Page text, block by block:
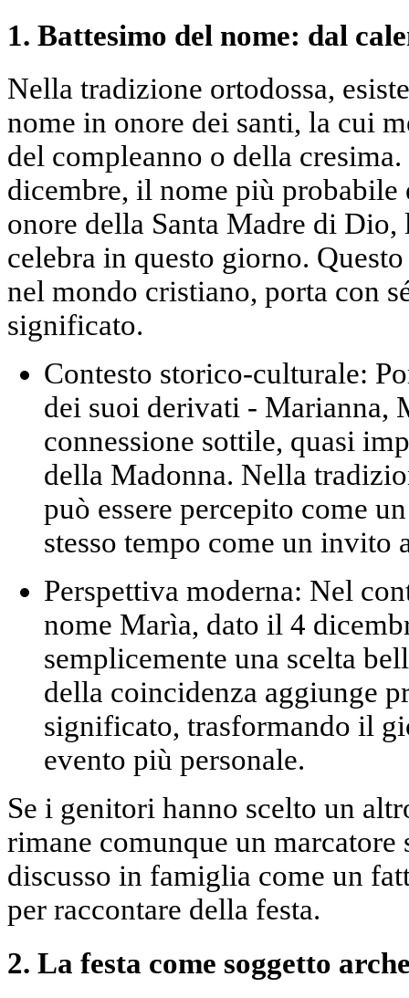
1. Battesimo del nome: dal
Nella tradizione ortodossa,
nome in onore dei santi, la cui
del compleanno o della
dicembre, il nome più
onore della Santa Madre di
celebra in questo giorno.
nel mondo cristiano, porta con
significato.
Contesto storico-culturale:
dei suoi derivati - Marianna,
connessione sottile, quasi
della Madonna. Nella
può essere percepito come
stesso tempo come un invito
Perspettiva moderna: Nel
nome Marìa, dato il 4
semplicemente una scelta
della coincidenza aggiunge
significato, trasformando il
evento più personale.
Se i genitori hanno scelto un
rimane comunque un
discusso in famiglia come un
per raccontare della festa.
2. La festa come soggetto